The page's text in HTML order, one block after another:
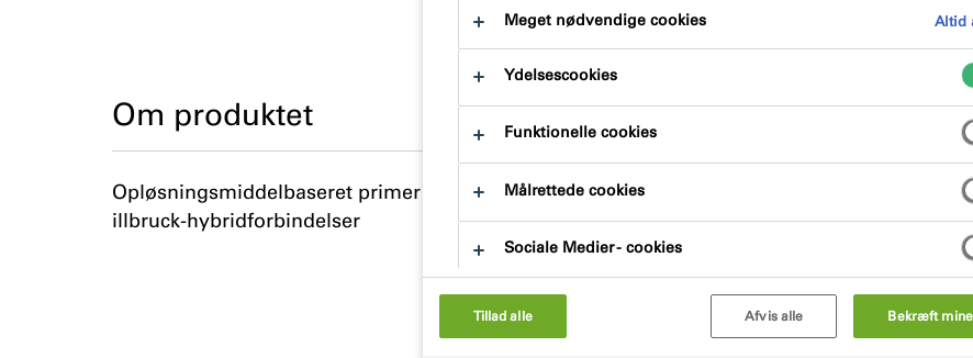
Om produktet
Opløsningsmiddelbaseret primer til porøse overflader, der forbedrer vedhæftningen for
illbruck-hybridforbindelser
Meget nødvendige cookies Altid
Ydelsescookies
Funktionelle cookies
Målrettede cookies
Sociale Medier - cookies
Tillad alle Afvis alle Bekræft